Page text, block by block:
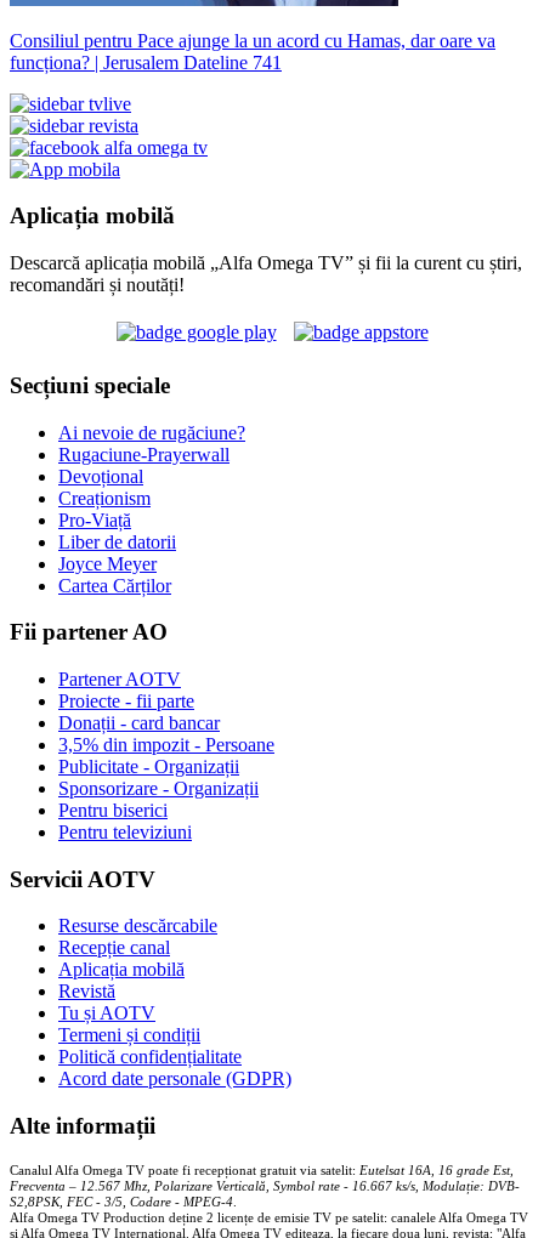
Consiliul pentru Pace ajunge la un acord cu Hamas, dar oare va
funcționa? | Jerusalem Dateline 741
Aplicația mobilă
Descarcă aplicația mobilă „Alfa Omega TV” și fii la curent cu știri,
recomandări și noutăți!
Secțiuni speciale
Ai nevoie de rugăciune?
Rugaciune-Prayerwall
Devoțional
Creaționism
Pro-Viață
Liber de datorii
Joyce Meyer
Cartea Cărților
Fii partener AO
Partener AOTV
Proiecte - fii parte
Donații - card bancar
3,5% din impozit - Persoane
Publicitate - Organizații
Sponsorizare - Organizații
Pentru biserici
Pentru televiziuni
Servicii AOTV
Resurse descărcabile
Recepție canal
Aplicația mobilă
Revistă
Tu și AOTV
Termeni și condiții
Politică confidențialitate
Acord date personale (GDPR)
Alte informații
Canalul Alfa Omega TV poate fi recepționat gratuit via satelit: Eutelsat 16A, 16 grade Est,
Frecventa – 12.567 Mhz, Polarizare Verticală, Symbol rate - 16.667 ks/s, Modulație: DVB-
S2,8PSK, FEC - 3/5, Codare - MPEG-4
Alfa Omega TV Production deține 2 licențe de emisie TV pe satelit: canalele Alfa Omega TV
și Alfa Omega TV Internațional. Alfa Omega TV editeaza, la fiecare doua luni, revista: "Alfa